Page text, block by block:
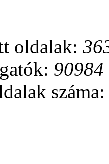
oldalak:
90984